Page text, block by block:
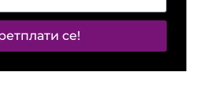
се!